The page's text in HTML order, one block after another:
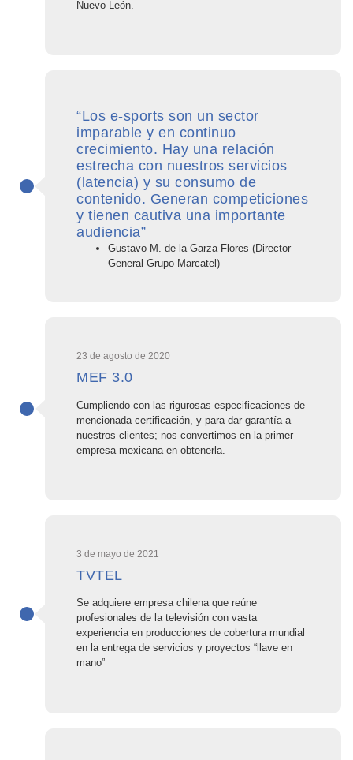
Nuevo León.
“Los e-sports son un sector
imparable y en continuo
crecimiento. Hay una relación
estrecha con nuestros servicios
(latencia) y su consumo de
contenido. Generan competiciones
y tienen cautiva una importante
audiencia”
Gustavo M. de la Garza Flores (Director
General Grupo Marcatel)
23 de agosto de 2020
MEF 3.0
Cumpliendo con las rigurosas especificaciones de
mencionada certificación, y para dar garantía a
nuestros clientes; nos convertimos en la primer
empresa mexicana en obtenerla.
3 de mayo de 2021
TVTEL
Se adquiere empresa chilena que reúne
profesionales de la televisión con vasta
experiencia en producciones de cobertura mundial
en la entrega de servicios y proyectos “llave en
mano”